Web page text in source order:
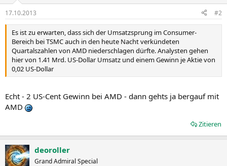
n
e
n
17.10.2013 #2
Es ist zu erwarten, dass sich der Umsatzsprung im Consumer-
Bereich bei TSMC auch in den heute Nacht verkündeten
Quartalszahlen von AMD niederschlagen dürfte. Analysten gehen
hier von 1.41 Mrd. US-Dollar Umsatz und einem Gewinn je Aktie von
0,02 US-Dollar
Echt - 2 US-Cent Gewinn bei AMD - dann gehts ja bergauf mit
AMD
Zitieren
deoroller
Grand Admiral Special